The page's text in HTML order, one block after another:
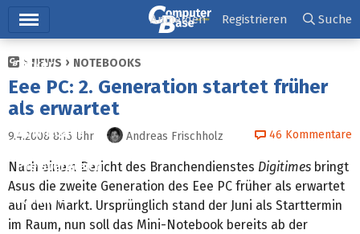
Ticker
Tests
Downloads
Preisvergleich
Forum
Anmelden Registrieren Suche
NEWS NOTEBOOKS
Eee PC: 2. Generation startet früher
als erwartet
9.4.2008 8:15 Uhr Andreas Frischholz 46 Kommentare
Nach einem Bericht des Branchendienstes Digitimes bringt
Asus die zweite Generation des Eee PC früher als erwartet
auf den Markt. Ursprünglich stand der Juni als Starttermin
im Raum, nun soll das Mini-Notebook bereits ab der